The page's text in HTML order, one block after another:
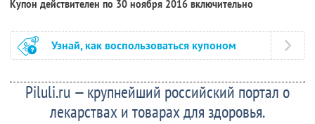
Купон действителен по 30 ноября 2016 включительно
Узнай, как воспользоваться купоном
Piluli.ru — крупнейший российский портал о
лекарствах и товарах для здоровья.